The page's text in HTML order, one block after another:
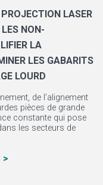
LASER
NON-
LA
LES GABARITS
LOURD
de l’alignement
pièces de grande
constante qui pose
les secteurs de
>